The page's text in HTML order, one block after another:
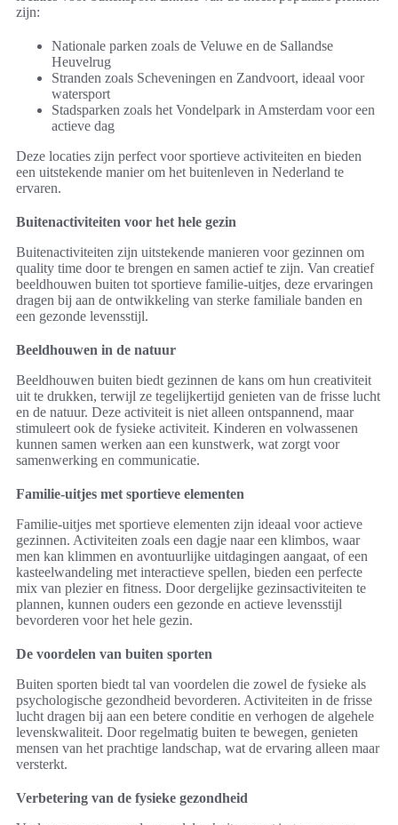
zijn:
Nationale parken zoals de Veluwe en de Sallandse
Heuvelrug
Stranden zoals Scheveningen en Zandvoort, ideaal voor
watersport
Stadsparken zoals het Vondelpark in Amsterdam voor een
actieve dag
Deze locaties zijn perfect voor sportieve activiteiten en bieden
een uitstekende manier om het buitenleven in Nederland te
ervaren.
Buitenactiviteiten voor het hele gezin
Buitenactiviteiten zijn uitstekende manieren voor gezinnen om
quality time door te brengen en samen actief te zijn. Van creatief
beeldhouwen buiten tot sportieve familie-uitjes, deze ervaringen
dragen bij aan de ontwikkeling van sterke familiale banden en
een gezonde levensstijl.
Beeldhouwen in de natuur
Beeldhouwen buiten biedt gezinnen de kans om hun creativiteit
uit te drukken, terwijl ze tegelijkertijd genieten van de frisse lucht
en de natuur. Deze activiteit is niet alleen ontspannend, maar
stimuleert ook de fysieke activiteit. Kinderen en volwassenen
kunnen samen werken aan een kunstwerk, wat zorgt voor
samenwerking en communicatie.
Familie-uitjes met sportieve elementen
Familie-uitjes met sportieve elementen zijn ideaal voor actieve
gezinnen. Activiteiten zoals een dagje naar een klimbos, waar
men kan klimmen en avontuurlijke uitdagingen aangaat, of een
kasteelwandeling met interactieve spellen, bieden een perfecte
mix van plezier en fitness. Door dergelijke gezinsactiviteiten te
plannen, kunnen ouders een gezonde en actieve levensstijl
bevorderen voor het hele gezin.
De voordelen van buiten sporten
Buiten sporten biedt tal van voordelen die zowel de fysieke als
psychologische gezondheid bevorderen. Activiteiten in de frisse
lucht dragen bij aan een betere conditie en verhogen de algehele
levenskwaliteit. Door regelmatig buiten te bewegen, genieten
mensen van het prachtige landschap, wat de ervaring alleen maar
versterkt.
Verbetering van de fysieke gezondheid